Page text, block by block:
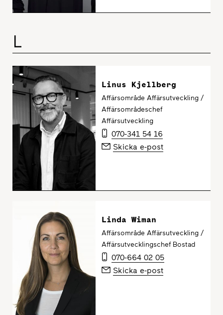
L
Linus Kjellberg
Affärsområde Affärsutveckling /
Affärsområdeschef
Affärsutveckling
070-341 54 16
Skicka e-post
Linda Wiman
Affärsområde Affärsutveckling /
Affärsutvecklingschef Bostad
070-664 02 05
Skicka e-post